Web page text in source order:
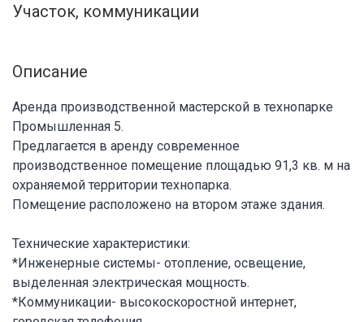
Участок, коммуникации
Описание
Аренда производственной мастерской в технопарке
Промышленная 5.
Предлагается в аренду современное
производственное помещение площадью 91,3 кв. м на
охраняемой территории технопарка.
Помещение расположено на втором этаже здания.
Технические характеристики:
*Инженерные системы- отопление, освещение,
выделенная электрическая мощность.
*Коммуникации- высокоскоростной интернет,